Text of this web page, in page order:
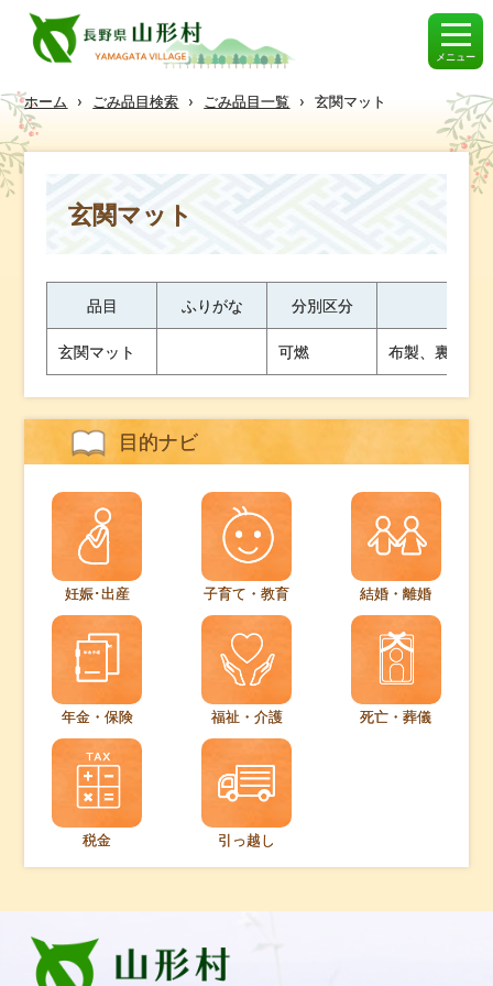
メニュー
ホーム › ごみ品目検索 › ごみ品目一覧 › 玄関マット
玄関マット
品目 ふりがな 分別区分
玄関マット 可燃 布製、裏に滑
目的ナビ
妊娠･出産 子育て・教育 結婚・離婚
年金・保険 福祉・介護 死亡・葬儀
税金 引っ越し